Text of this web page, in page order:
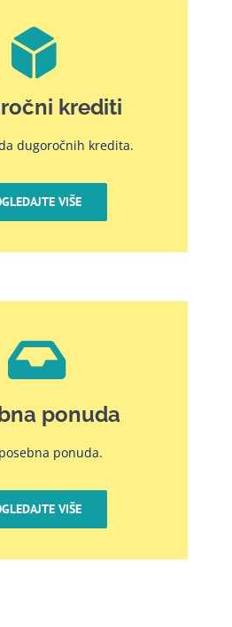
krediti
dugoročnih kredita.
VIŠE
ponuda
ponuda.
VIŠE